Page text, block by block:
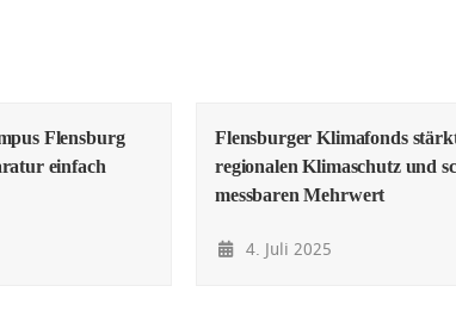
Flensburg
einfach
Flensburger Klimafonds
regionalen Klimaschutz und
messbaren Mehrwert
4. Juli 2025